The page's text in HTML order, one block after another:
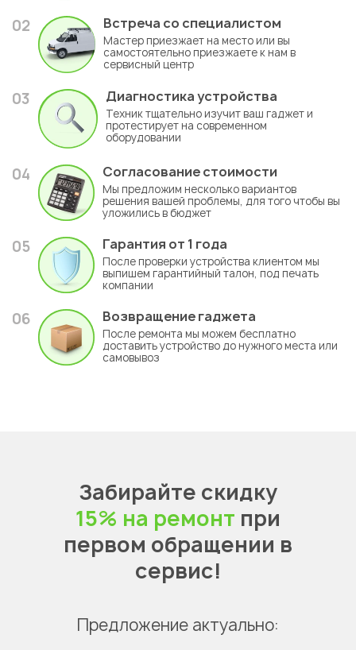
02 Встреча со специалистом
Мастер приезжает на место или вы
самостоятельно приезжаете к нам в
сервисный центр
03 Диагностика устройства
Техник тщательно изучит ваш гаджет и
протестирует на современном
оборудовании
04 Согласование стоимости
Мы предложим несколько вариантов
решения вашей проблемы, для того чтобы вы
уложились в бюджет
05 Гарантия от 1 года
После проверки устройства клиентом мы
выпишем гарантийный талон, под печать
компании
06 Возвращение гаджета
После ремонта мы можем бесплатно
доставить устройство до нужного места или
самовывоз
Забирайте скидку
15% на ремонт при
первом обращении в
сервис!
Предложение актуально: